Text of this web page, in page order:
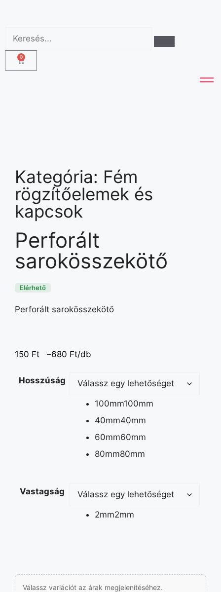
0
Kategória: Fém
rögzítőelemek és
kapcsok
Perforált
sarokösszekötő
Elérhető
Perforált sarokösszekötő
150 Ft –680 Ft/db
Hosszúság
100mm100mm
40mm40mm
60mm60mm
80mm80mm
Vastagság
2mm2mm
Válassz variációt az árak megjelenítéséhez.